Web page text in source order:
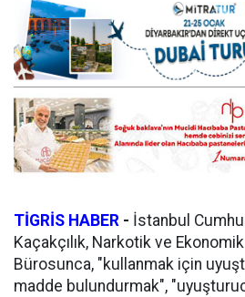
TİGRİS HABER - İstanbul
Kaçakçılık, Narkotik ve
Bürosunca, "kullanmak için
madde bulundurmak",